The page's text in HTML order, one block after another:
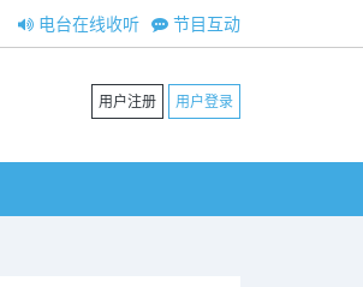
节目互动
电台在线收听
用户注册 用户登录